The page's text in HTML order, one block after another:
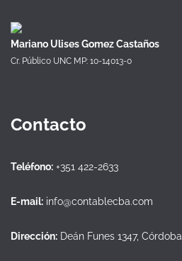
Mariano Ulises Gomez Castaños
Cr. Público UNC MP: 10-14013-0
Contacto
Teléfono: +351 422-2633
E-mail: info@contablecba.com
Dirección: Deán Funes 1347, Córdoba